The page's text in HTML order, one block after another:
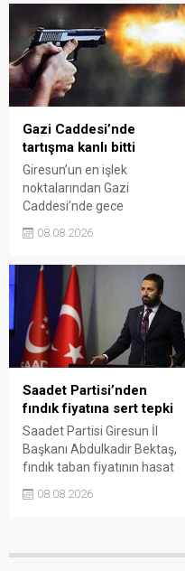
organizasyonun ardından
Kadın El Emeği Pazarı'nın
süresi de 16 Ağustos'a
kadar uzatıldı.
Gazi Caddesi’nde
tartışma kanlı bitti
Giresun’un en işlek
noktalarından Gazi
Caddesi’nde gece
kavgada A.E. ayağından
bölgede kısa süreli panik
yaşanırken polis geniş çaplı
soruşturma başlattı.
08.08.2026
Saadet Partisi’nden
fındık fiyatına sert tepki
Saadet Partisi Giresun İl
Başkanı Abdulkadir Bektaş,
fındık taban fiyatının hasat
açıklanmamasına tepki
belirterek üreticiyi memnun
08.08.2026